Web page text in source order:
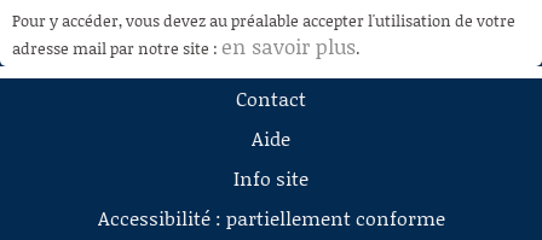
RECHERCHE
AIDE À LA DÉCOUPE
DE VIDÉOS
Pour y accéder, vous devez au préalable accepter l'utilisation de votre
adresse mail par notre site : en savoir plus.
Contact
Aide
Info site
Accessibilité : partiellement conforme